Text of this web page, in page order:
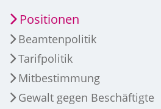
Positionen
Beamtenpolitik
Tarifpolitik
Mitbestimmung
Gewalt gegen Beschäftigte